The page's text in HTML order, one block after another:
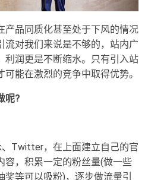
产品同质化甚至处于下风的情况
流对我们来说是不够的，站内广
利润更是不断缩水。只有引入站
能在激烈的竞争中取得优势。
呢?
Twitter，在上面建立自己的官
容，积累一定的粉丝量(做一些
等可以吸粉)，逐步做流量引